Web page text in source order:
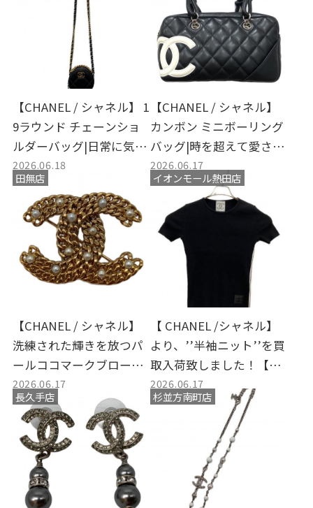
【CHANEL / シャネル】 1
9ラウンド チェーンショ
ルダーバッグ|日常に気品
を添えるモダンなアイコ
ンバッグのご紹介と買取
のご案内
2026.06.18
【CHANEL / シャネル】
カンボン ミニボーリング
バッグ|時を超えて愛され
るココマークの輝きとモ
ダンな存在感
2026.06.17
田無店
【CHANEL / シャネル】
洗練された輝きを放つパ
ールココマークブローチ|
胸元に添えるだけで日常
がクラスアップするメゾ
ンのアイコン
2026.06.17
イオンモール熱田店
【 CHANEL /シャネル】
より、’’半袖ニット’’を買
取入荷致しました！【店
頭・オンラインストアに
て絶賛販売中】
2026.06.17
長久手店
杉並方南町店